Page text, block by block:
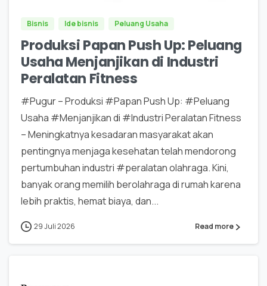
Bisnis Ide bisnis Peluang Usaha
Produksi Papan Push Up: Peluang
Usaha Menjanjikan di Industri
Peralatan Fitness
#Pugur – Produksi #Papan Push Up: #Peluang
Usaha #Menjanjikan di #Industri Peralatan Fitness
– Meningkatnya kesadaran masyarakat akan
pentingnya menjaga kesehatan telah mendorong
pertumbuhan industri #peralatan olahraga. Kini,
banyak orang memilih berolahraga di rumah karena
lebih praktis, hemat biaya, dan...
29 Juli 2026 Read more